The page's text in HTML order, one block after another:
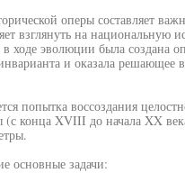
оперы составляет
взглянуть на национальную
ходе эволюции была создана
и оказала решающее
попытка воссоздания
(с конца XVIII до начала XX
основные задачи: